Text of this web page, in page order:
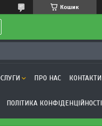
Кошик
ПРО НАС КОНТАКТИ
ПОЛІТИКА КОНФІДЕНЦІЙНОСТІ